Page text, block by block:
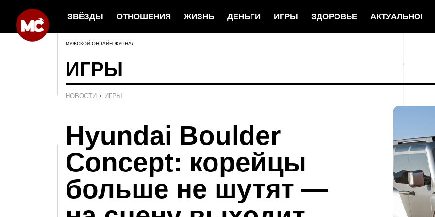
ЗВЁЗДЫ ОТНОШЕНИЯ ЖИЗНЬ ДЕНЬГИ ИГРЫ ЗДОРОВЬЕ АКТУАЛЬНО!
МУЖСКОЙ ОНЛАЙН-ЖУРНАЛ
ИГРЫ
НОВОСТИ › ИГРЫ
Hyundai Boulder
Concept: корейцы
больше не шутят —